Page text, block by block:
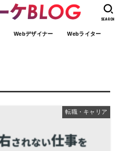
Webデザイナー Webライター
SEARCH
転職・キャリア